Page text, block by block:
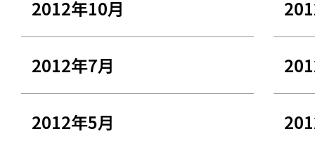
2012年10月
2012年7月
2012年5月